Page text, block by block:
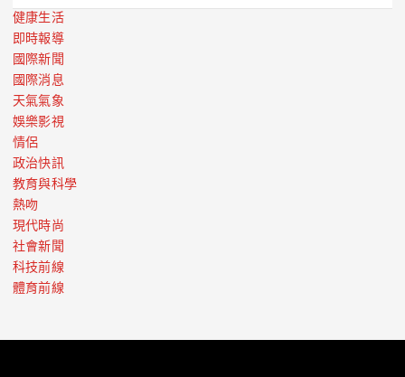
健康生活
即時報導
國際新聞
國際消息
天氣氣象
娛樂影視
情侶
政治快訊
教育與科學
熱吻
現代時尚
社會新聞
科技前線
體育前線